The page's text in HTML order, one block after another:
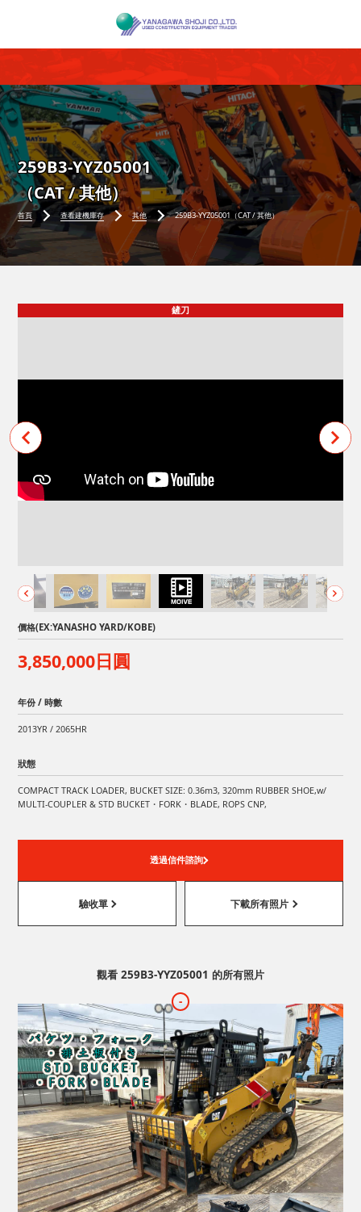
259B3-YYZ05001
（CAT / 其他）
首頁 查看建機庫存 其他 259B3-YYZ05001（CAT / 其他）
鏟刀
價格(EX:YANASHO YARD/KOBE)
3,850,000日圓
年份 / 時數
2013YR / 2065HR
狀態
COMPACT TRACK LOADER, BUCKET SIZE: 0.36m3, 320mm RUBBER SHOE,w/
MULTI-COUPLER & STD BUCKET・FORK・BLADE, ROPS CNP,
透過信件諮詢
驗收單 下載所有照片
觀看 259B3-YYZ05001 的所有照片